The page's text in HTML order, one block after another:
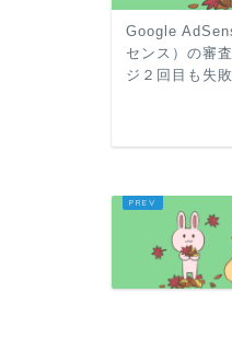
Google
センス）の審
ジ２回目も失敗